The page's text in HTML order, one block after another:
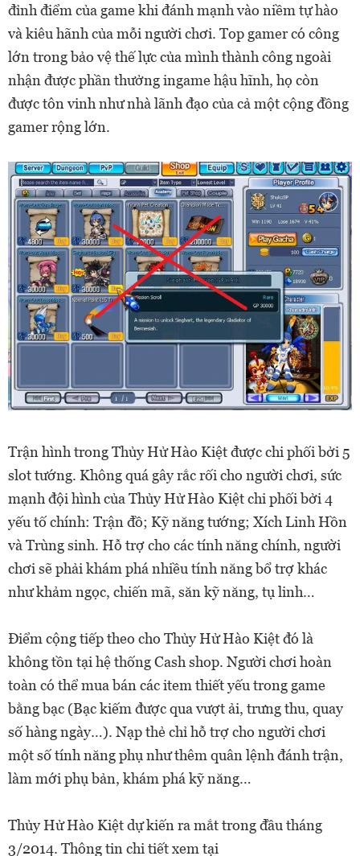
đỉnh điểm của game khi đánh mạnh vào niềm tự hào
và kiêu hãnh của mỗi người chơi. Top gamer có công
lớn trong bảo vệ thế lực của mình thành công ngoài
nhận được phần thưởng ingame hậu hĩnh, họ còn
được tôn vinh như nhà lãnh đạo của cả một cộng đồng
gamer rộng lớn.
Trận hình trong Thủy Hử Hào Kiệt được chi phối bởi 5
slot tướng. Không quá gây rắc rối cho người chơi, sức
mạnh đội hình của Thủy Hử Hào Kiệt chi phối bởi 4
yếu tố chính: Trận đồ; Kỹ năng tướng; Xích Linh Hồn
và Trùng sinh. Hỗ trợ cho các tính năng chính, người
chơi sẽ phải khám phá nhiều tính năng bổ trợ khác
như khảm ngọc, chiến mã, săn kỹ năng, tụ linh…
Điểm cộng tiếp theo cho Thủy Hử Hào Kiệt đó là
không tồn tại hệ thống Cash shop. Người chơi hoàn
toàn có thể mua bán các item thiết yếu trong game
bằng bạc (Bạc kiếm được qua vượt ải, trưng thu, quay
số hàng ngày…). Nạp thẻ chỉ hỗ trợ cho người chơi
một số tính năng phụ như thêm quân lệnh đánh trận,
làm mới phụ bản, khám phá kỹ năng…
Thủy Hử Hào Kiệt dự kiến ra mắt trong đầu tháng
3/2014. Thông tin chi tiết xem tại